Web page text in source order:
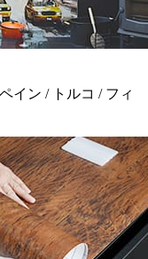
イン / トルコ / フィ